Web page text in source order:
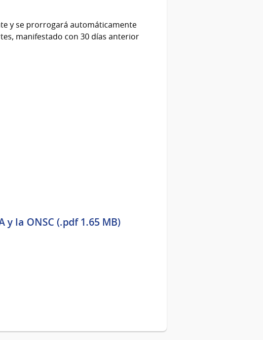
y se prorrogará automáticamente
manifestado con 30 días anterior
la ONSC (.pdf 1.65 MB)